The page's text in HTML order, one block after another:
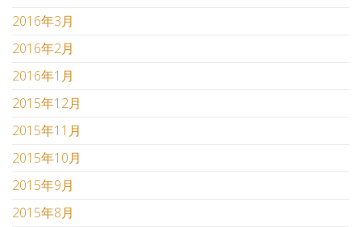
2016年3月
2016年2月
2016年1月
2015年12月
2015年11月
2015年10月
2015年9月
2015年8月